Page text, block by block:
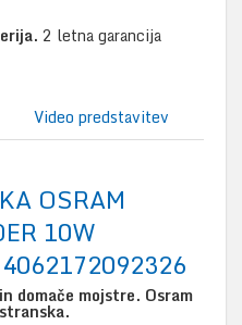
2 letna garancija
Video predstavitev
OSRAM
10W
domače mojstre. Osram